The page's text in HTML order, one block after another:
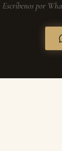
Escríbenos por